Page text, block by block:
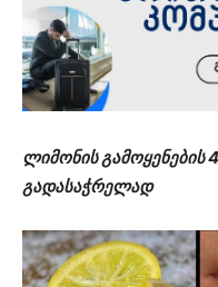
ლიმონის გამოყენების
გადასაჭრელად